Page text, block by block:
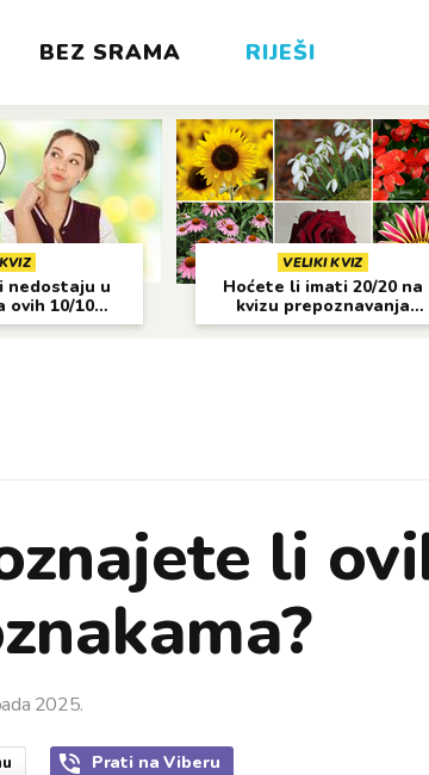
BEZ SRAMA RIJEŠI
KVIZ
nedostaju u
ovih 10/10
VELIKI KVIZ
Hoćete li imati 20/20 na
kvizu prepoznavanja
cvijeća?
li
2025.
Prati na Viberu